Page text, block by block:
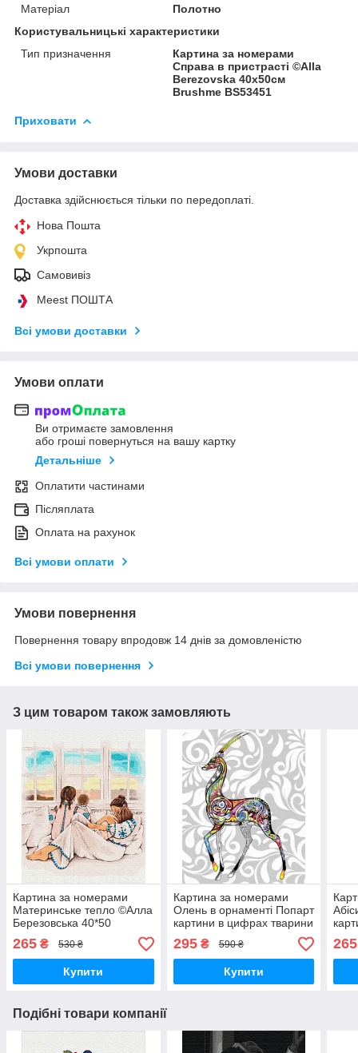
Матеріал
Полотно
Користувальницькі характеристики
Тип призначення
Картина за номерами
Справа в пристрасті ©Alla
Berezovska 40х50см
Brushme BS53451
Приховати
Умови доставки
Доставка здійснюється тільки по передоплаті.
Нова Пошта
Укрпошта
Самовивіз
Meest ПОШТА
Всі умови доставки
Умови оплати
Ви отримаєте замовлення
або гроші повернуться на вашу картку
Детальніше
Оплатити частинами
Післяплата
Оплата на рахунок
Всі умови оплати
Умови повернення
Повернення товару впродовж 14 днів за домовленістю
Всі умови повернення
З цим товаром також замовляють
Картина за номерами
Материнське тепло ©Алла
Березовська 40*50
Люди на картинах Мама
та доньки BrushMe
265 ₴ 530 ₴
Купити
Картина за номерами
Олень в орнаменті Попарт
картини в цифрах тварини
Розмальовка за номерами
40х50 см Brushme
GX21211
295₴ 590 ₴
Купити
265
Подібні товари компанії